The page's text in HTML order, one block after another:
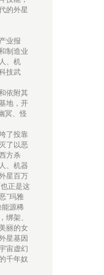
的外星
业报
制造业
、机
技武
依附其
地，开
冥、怪
了投靠
了以恶
方杀
、机器
星百万
正是这
“玛雅
能源稀
绑架、
丽的女
星基因
宙虚幻
千年奴